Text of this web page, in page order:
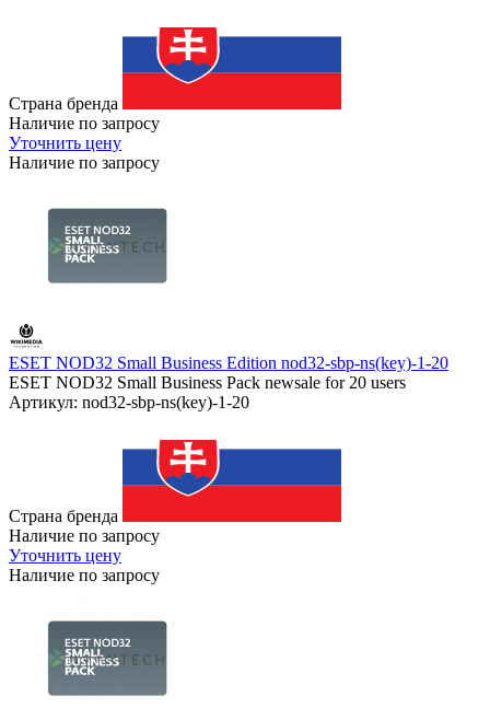
Страна бренда
Наличие по запросу
Уточнить цену
Наличие по запросу
ESET NOD32 Small Business Edition nod32-sbp-ns(key)-1-20
ESET NOD32 Small Business Pack newsale for 20 users
Артикул: nod32-sbp-ns(key)-1-20
Страна бренда
Наличие по запросу
Уточнить цену
Наличие по запросу